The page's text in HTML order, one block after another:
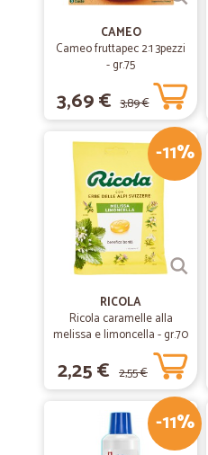
CAMEO
Cameo fruttapec 2:1 3pezzi
- gr.75
3,69 € 3,89 €
-11%
RICOLA
Ricola caramelle alla
melissa e limoncella - gr.70
2,25 € 2,55 €
-11%